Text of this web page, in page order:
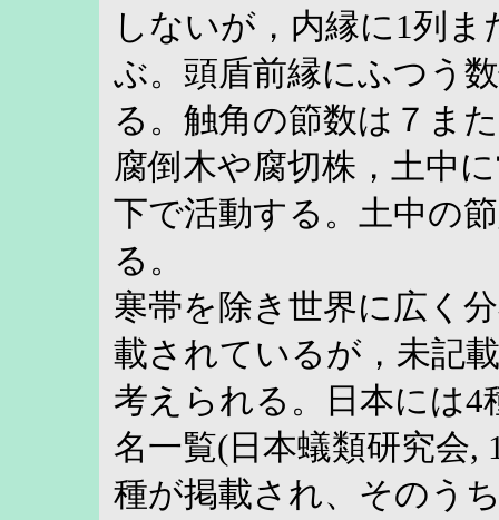
しないが，内縁に1列ま
ぶ。頭盾前縁にふつう
る。触角の節数は７ま
腐倒木や腐切株，土中
下で活動する。土中の
る。
寒帯を除き世界に広く
載されているが，未記
考えられる。日本には
名一覧(日本蟻類研究会,
種が掲載され、そのう